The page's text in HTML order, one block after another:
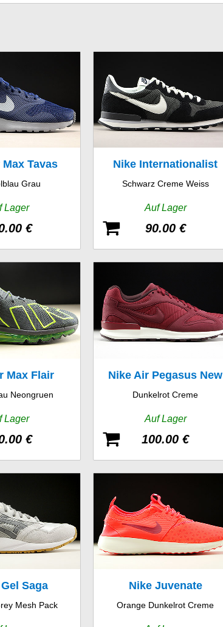
Tavas
Grau
Lager
€
Nike Internationalist
Schwarz Creme Weiss
Auf Lager
90.00 €
Max Flair
Neongruen
Lager
€
Nike Air Pegasus New
Racer
Dunkelrot Creme
Auf Lager
100.00 €
Saga
Mesh Pack
Nike Juvenate
Orange Dunkelrot Creme